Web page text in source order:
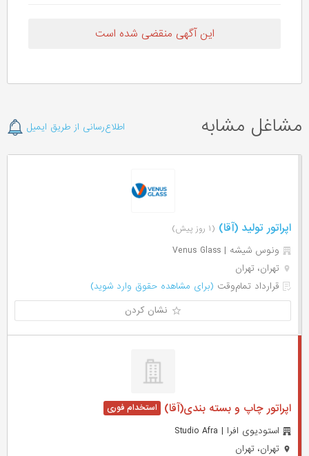
این آگهی منقضی شده است
مشاغل مشابه اطلاع‌رسانی از طریق ایمیل
اپراتور تولید (آقا) (۱ روز پیش)
ونوس شیشه | Venus Glass
تهران، تهران
قرارداد تمام‌وقت (برای مشاهده حقوق وارد شوید)
نشان کردن
اپراتور چاپ و بسته بندی(آقا)
استودیوی افرا | Studio Afra
تهران، تهران